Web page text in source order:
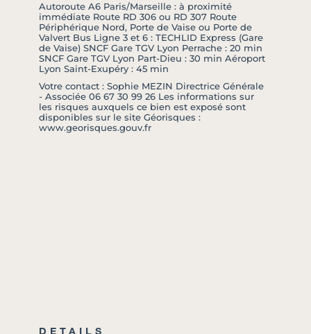
Autoroute A6 Paris/Marseille : à proximité
immédiate Route RD 306 ou RD 307 Route
Périphérique Nord, Porte de Vaise ou Porte de
Valvert Bus Ligne 3 et 6 : TECHLID Express (Gare
de Vaise) SNCF Gare TGV Lyon Perrache : 20 min
SNCF Gare TGV Lyon Part-Dieu : 30 min Aéroport
Lyon Saint-Exupéry : 45 min
Votre contact : Sophie MEZIN Directrice Générale
- Associée 06 67 30 99 26 Les informations sur
les risques auxquels ce bien est exposé sont
disponibles sur le site Géorisques :
www.georisques.gouv.fr
DETAILS